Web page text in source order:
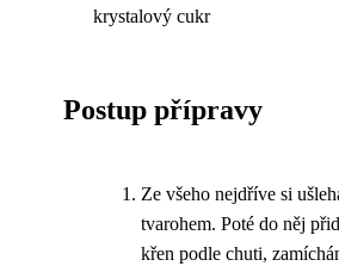
krystalový cukr
Postup přípravy
Ze všeho nejdříve si
tvarohem. Poté do něj
křen podle chuti,